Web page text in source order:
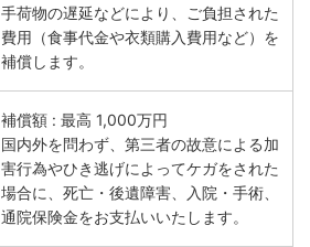
手荷物の遅延などにより、ご負担された
費用（食事代金や衣類購入費用など）を
補償します。
補償額 : 最高 1,000万円
国内外を問わず、第三者の故意による加
害行為やひき逃げによってケガをされた
場合に、死亡・後遺障害、入院・手術、
通院保険金をお支払いいたします。